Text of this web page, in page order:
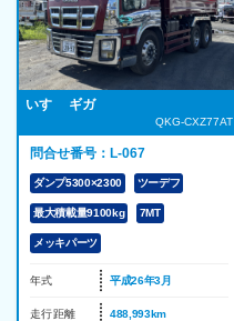
いすゞ ギガ
QKG-CXZ77AT
問合せ番号：L-067
ダンプ5300×2300 ツーデフ
最大積載量9100kg 7MT
メッキパーツ
年式 平成26年3月
走行距離 488,993km